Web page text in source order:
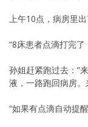
上午10点，病房里出
“8床患者点滴打完了
孙姐赶紧跑过去：”
液，一路跑回病房。
“如果有点滴自动提